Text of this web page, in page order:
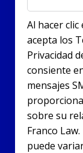
Al hacer
acepta los
Privacidad
consiente
mensajes
sobre su
Franco
puede